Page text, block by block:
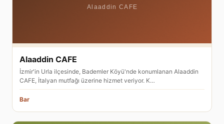
Alaaddin CAFE
İzmir'in Urla ilçesinde, Bademler Köyü'nde konumlanan Alaaddin
CAFE, İtalyan mutfağı üzerine hizmet veriyor. K…
Bar